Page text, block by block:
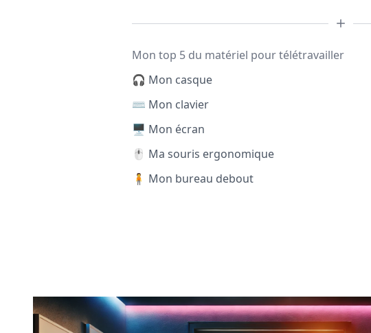
Mon top 5 du matériel pour télétravailler
🎧 Mon casque
⌨️ Mon clavier
🖥️ Mon écran
🖱️ Ma souris ergonomique
🧍 Mon bureau debout